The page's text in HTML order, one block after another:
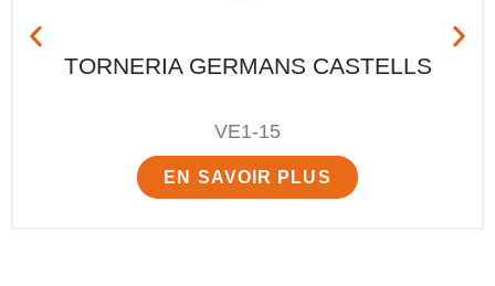
TORNERIA GERMANS CASTELLS
VE1-15
EN SAVOIR PLUS